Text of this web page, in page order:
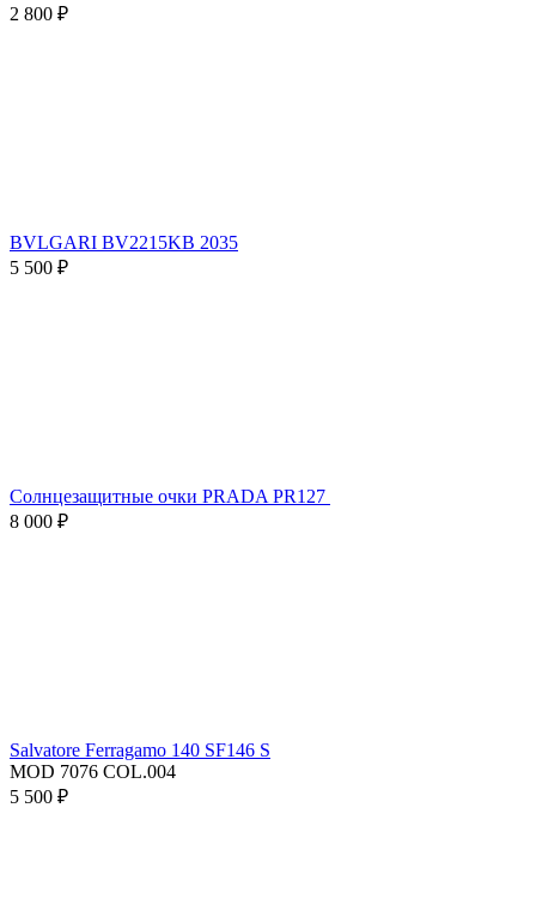
2 800 ₽
BVLGARI BV2215KB 2035
5 500 ₽
Солнцезащитные очки PRADA PR127
8 000 ₽
Salvatore Ferragamo 140 SF146 S
MOD 7076 COL.004
5 500 ₽